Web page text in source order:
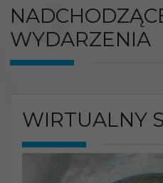
WYDARZENIA
WIRTUALNY